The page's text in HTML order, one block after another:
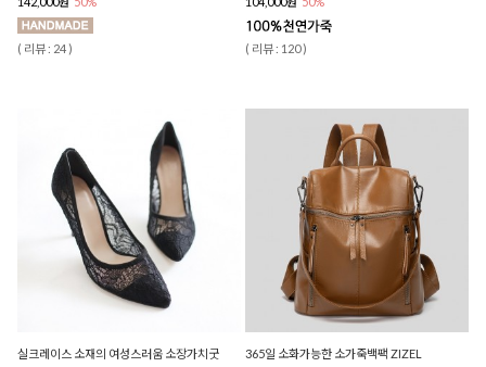
( 리뷰 : 24 ) ( 리뷰 : 120 )
실크레이스 소재의 여성스러움 소장가치굿 365일 소화가능한 소가죽백팩 ZIZEL